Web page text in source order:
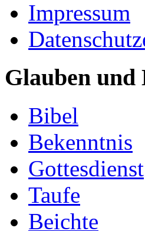
Impressum
Glauben und
Bibel
Bekenntnis
Gottesdienst
Taufe
Beichte